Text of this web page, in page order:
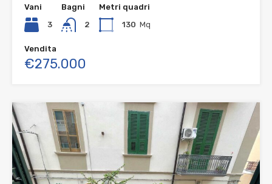
Vani
3
Bagni
2
Metri quadri
130 Mq
Vendita
€275.000